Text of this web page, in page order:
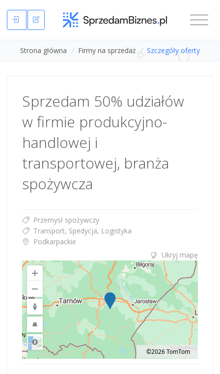
Strona główna / Firmy na sprzedaż / Szczegóły oferty
Sprzedam 50% udziałów
w firmie produkcyjno-
handlowej i
transportowej, branża
spożywcza
Przemysł spożywczy
Transport, Spedycja, Logistyka
Podkarpackie
Ukryj mapę
Road
©2026 TomTom